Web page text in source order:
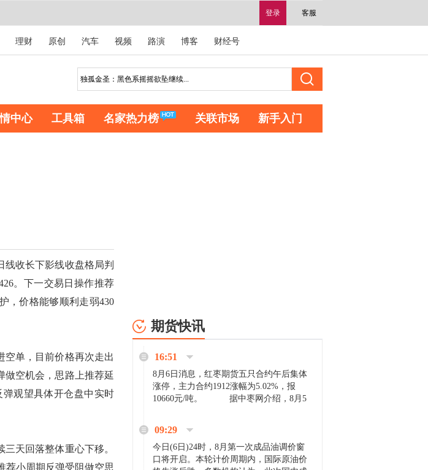
登录 客服
理财 原创 汽车 视频 路演 博客 财经号
中心 工具箱 名家热力榜 关联市场 新手入门
收长下影线收盘格局判
。下一交易日操作推荐
，价格能够顺利走弱430
单，目前价格再次走出
做空机会，思路上推荐延
弹观望具体开仓盘中实时
天回落整体重心下移。
荐小周期反弹受阻做空思
期货快讯
16:51
8月6日消息，红枣期货五只合约午后集体
涨停，主力合约1912涨幅为5.02%，报
10660元/吨。 据中枣网介绍，8月5
家好货依旧惜售挺...
09:29
今日(6日)24时，8月第一次成品油调价窗
口将开启。本轮计价周期内，国际原油价